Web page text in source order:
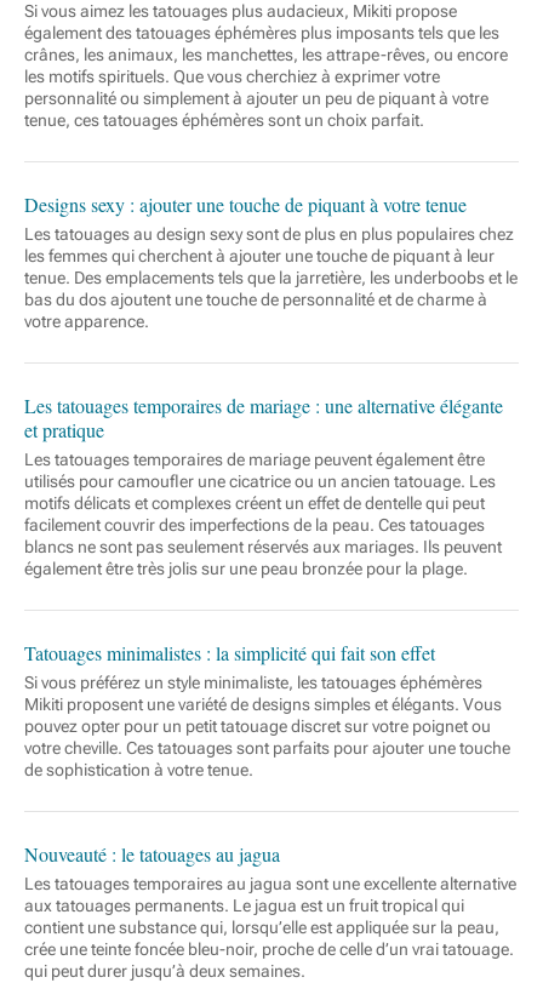
Si vous aimez les tatouages plus audacieux, Mikiti propose
également des tatouages éphémères plus imposants tels que les
crânes, les animaux, les manchettes, les attrape-rêves, ou encore
les motifs spirituels. Que vous cherchiez à exprimer votre
personnalité ou simplement à ajouter un peu de piquant à votre
tenue, ces tatouages éphémères sont un choix parfait.
Designs sexy : ajouter une touche de piquant à votre tenue
Les tatouages au design sexy sont de plus en plus populaires chez
les femmes qui cherchent à ajouter une touche de piquant à leur
tenue. Des emplacements tels que la jarretière, les underboobs et le
bas du dos ajoutent une touche de personnalité et de charme à
votre apparence.
Les tatouages temporaires de mariage : une alternative élégante
et pratique
Les tatouages temporaires de mariage peuvent également être
utilisés pour camoufler une cicatrice ou un ancien tatouage. Les
motifs délicats et complexes créent un effet de dentelle qui peut
facilement couvrir des imperfections de la peau. Ces tatouages
blancs ne sont pas seulement réservés aux mariages. Ils peuvent
également être très jolis sur une peau bronzée pour la plage.
Tatouages minimalistes : la simplicité qui fait son effet
Si vous préférez un style minimaliste, les tatouages éphémères
Mikiti proposent une variété de designs simples et élégants. Vous
pouvez opter pour un petit tatouage discret sur votre poignet ou
votre cheville. Ces tatouages sont parfaits pour ajouter une touche
de sophistication à votre tenue.
Nouveauté : le tatouages au jagua
Les tatouages temporaires au jagua sont une excellente alternative
aux tatouages permanents. Le jagua est un fruit tropical qui
contient une substance qui, lorsqu’elle est appliquée sur la peau,
crée une teinte foncée bleu-noir, proche de celle d’un vrai tatouage.
qui peut durer jusqu’à deux semaines.